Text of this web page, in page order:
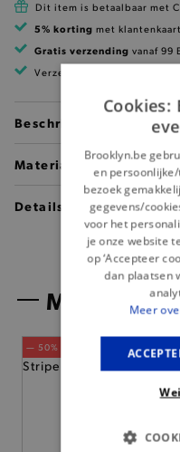
Dit item is betaalbaar met
5% korting met klantenkaart
Gratis verzending vanaf 99
Verzending binnen 1 à 2
Beschrijving
Materiaal
Details
Misschien
— 50% *
Brooklyn.be
en
bezoek
gegevens/
voor het
je onze website
op ‘Accepteer
dan plaatsen
Meer